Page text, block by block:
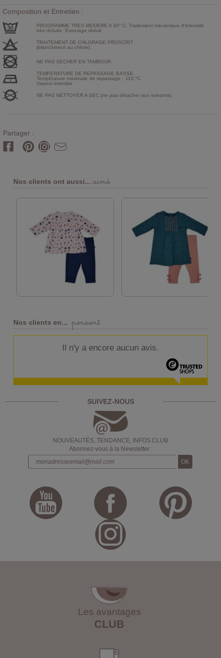
Composition et Entretien :
PROGRAMME TRES MODERE A 30° C. Traitement mécanique d'intensité
très réduite. Essorage réduit.
TRAITEMENT DE CHLORAGE PROSCRIT
(blanchiment au chlore).
NE PAS SECHER EN TAMBOUR.
TEMPERATURE DE REPASSAGE BASSE.
Température maximale de repassage : 110 °C.
Vapeur interdite
NE PAS NETTOYER A SEC (ne pas détacher aux solvants).
Partager :
Nos clients ont aussi... aimé
Nos clients en... pensent
Il n'y a encore aucun avis.
SUIVEZ-NOUS
NOUVEAUTÉS, TENDANCE, INFOS CLUB
Abonnez-vous à la Newsletter :
Les avantages
CLUB